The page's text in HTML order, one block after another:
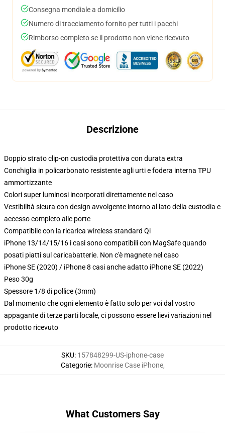
Consegna mondiale a domicilio
Numero di tracciamento fornito per tutti i pacchi
Rimborso completo se il prodotto non viene ricevuto
Descrizione
Doppio strato clip-on custodia protettiva con durata extra
Conchiglia in policarbonato resistente agli urti e fodera interna TPU
ammortizzante
Colori super luminosi incorporati direttamente nel caso
Vestibilità sicura con design avvolgente intorno al lato della custodia e
accesso completo alle porte
Compatibile con la ricarica wireless standard Qi
iPhone 13/14/15/16 i casi sono compatibili con MagSafe quando
posati piatti sul caricabatterie. Non c'è magnete nel caso
iPhone SE (2020) / iPhone 8 casi anche adatto iPhone SE (2022)
Peso 30g
Spessore 1/8 di pollice (3mm)
Dal momento che ogni elemento è fatto solo per voi dal vostro
appagante di terze parti locale, ci possono essere lievi variazioni nel
prodotto ricevuto
SKU: 157848299-US-iphone-case
Categorie: Moonrise Case iPhone,
What Customers Say